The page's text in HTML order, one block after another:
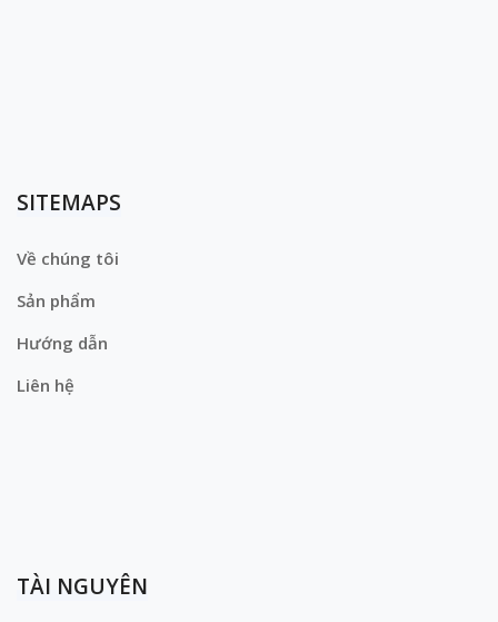
SITEMAPS
Về chúng tôi
Sản phẩm
Hướng dẫn
Liên hệ
TÀI NGUYÊN